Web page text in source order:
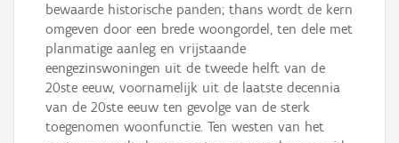
bewaarde historische panden; thans wordt de kern
omgeven door een brede woongordel, ten dele met
planmatige aanleg en vrijstaande
eengezinswoningen uit de tweede helft van de
20ste eeuw, voornamelijk uit de laatste decennia
van de 20ste eeuw ten gevolge van de sterk
toegenomen woonfunctie. Ten westen van het